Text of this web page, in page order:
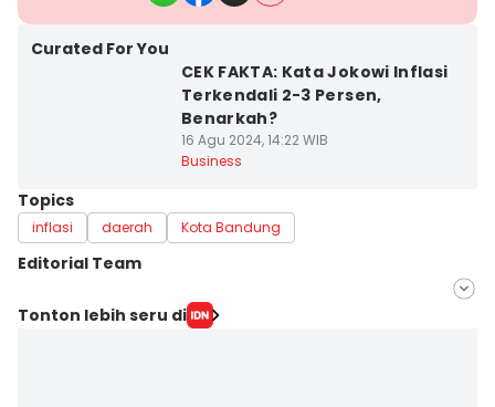
Curated For You
CEK FAKTA: Kata Jokowi Inflasi
Terkendali 2-3 Persen,
Benarkah?
16 Agu 2024, 14:22 WIB
Business
Topics
inflasi daerah Kota Bandung
Editorial Team
Editor
Tonton lebih seru di